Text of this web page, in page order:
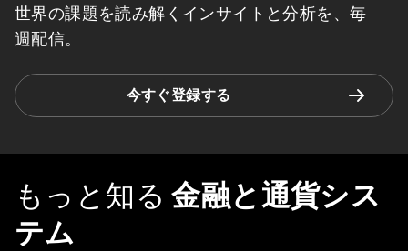
世界の課題を読み解くインサイトと分析を、毎
週配信。
今すぐ登録する
もっと知る 金融と通貨シス
テム